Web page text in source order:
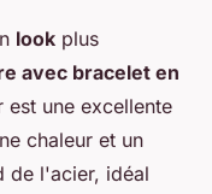
look plus
avec bracelet en
est une excellente
chaleur et un
de l'acier, idéal